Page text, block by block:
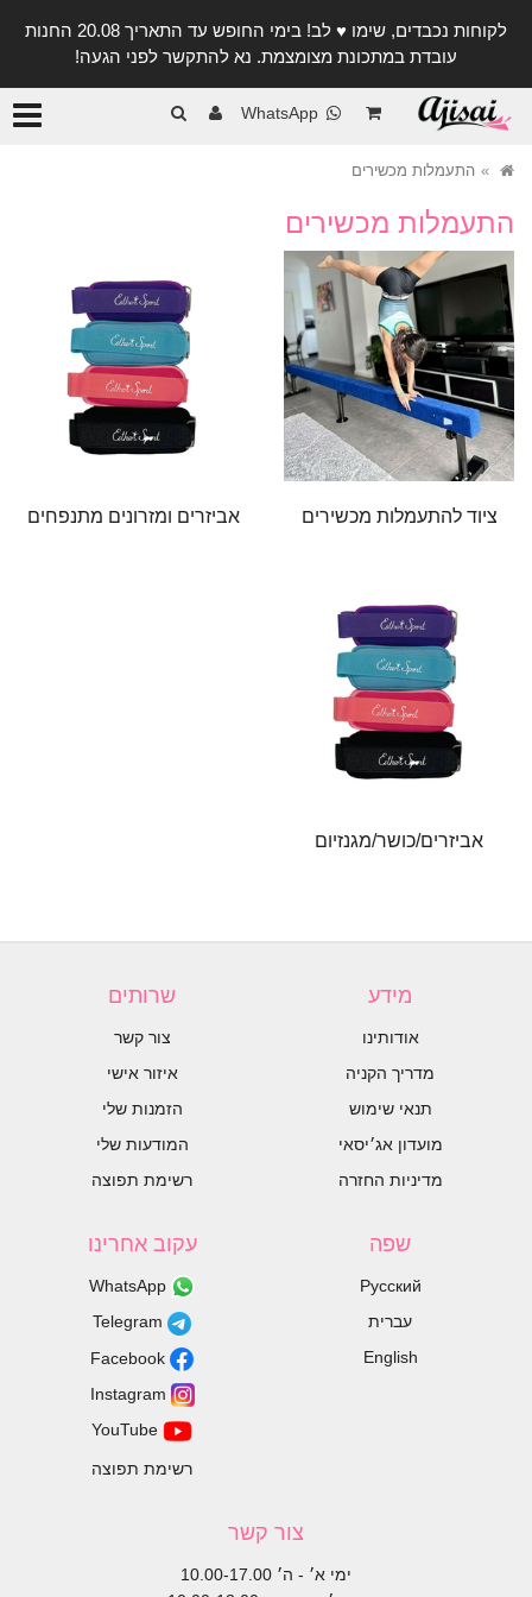
לקוחות נכבדים, שימו ♥️ לב! בימי החופש עד התאריך 20.08 החנות
עובדת במתכונת מצומצמת. נא להתקשר לפני הגעה!
WhatsApp
התעמלות מכשירים
התעמלות מכשירים
ציוד להתעמלות מכשירים אביזרים ומזרונים מתנפחים
אביזרים/כושר/מגנזיום
מידע
אודותינו
מדריך הקניה
תנאי שימוש
מועדון אג׳יסאי
מדיניות החזרה
שרותים
צור קשר
איזור אישי
הזמנות שלי
המודעות שלי
רשימת תפוצה
שפה
Русский
עברית
English
עקוב אחרינו
רשימת תפוצה
צור קשר
ימי א׳ - ה׳ 10.00-17.00